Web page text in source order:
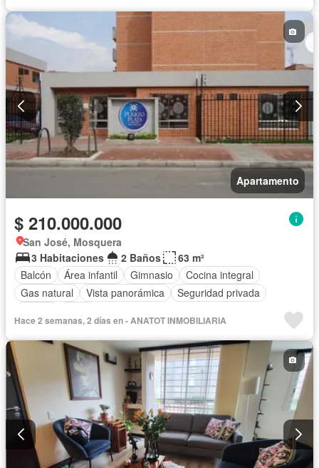
Apartamento
$ 210.000.000
San José, Mosquera
3 Habitaciones
2 Baños
63 m²
Balcón
Área infantil Gimnasio
Cocina integral
Gas natural
Vista panorámica
Seguridad privada
Hace 2 semanas, 2 días en - ANATOT INMOBILIARIA